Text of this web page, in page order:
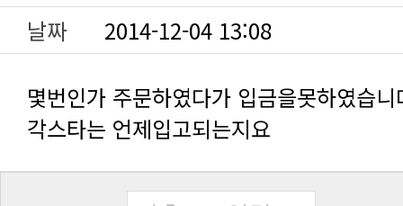
날짜
2014-12-04 13:08
몇번인가 주문하였다가 입금을못하였습니
각스타는 언제입고되는지요